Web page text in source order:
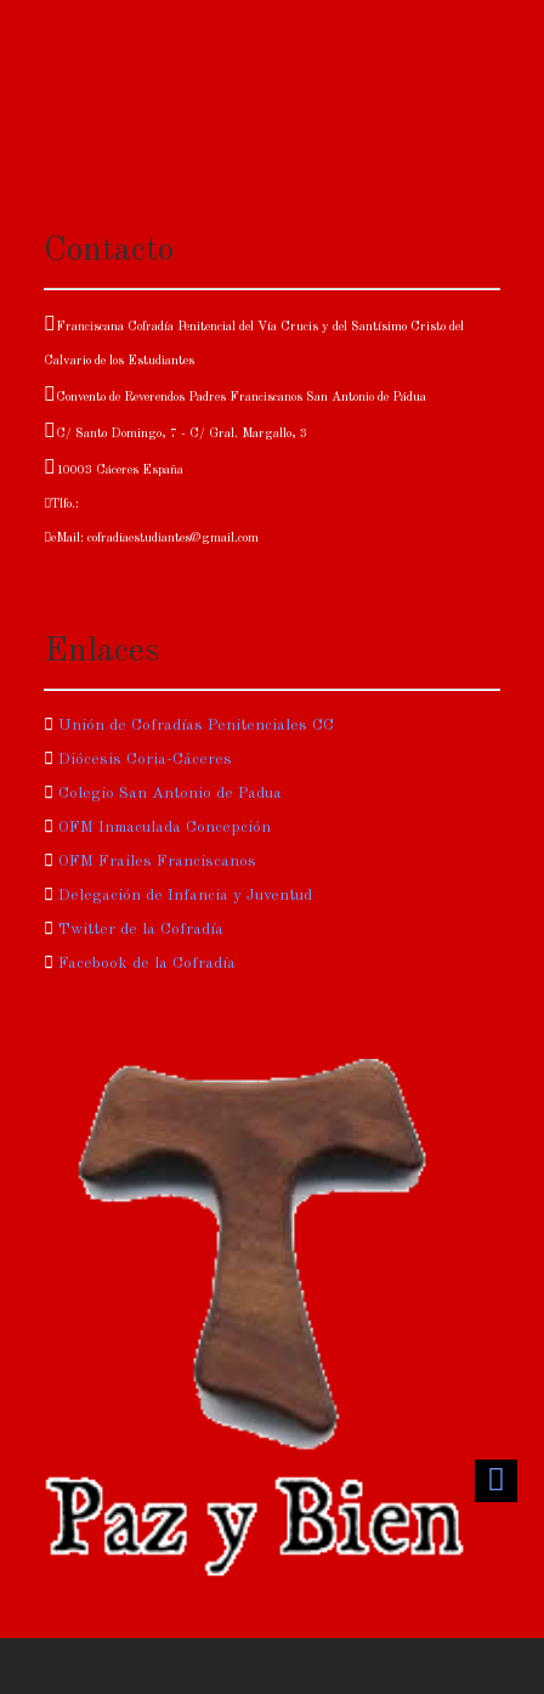
Contacto
Franciscana Cofradía Penitencial del Vía Crucis y del Santísimo Cristo del
Calvario de los Estudiantes
Convento de Reverendos Padres Franciscanos San Antonio de Pádua
C/ Santo Domingo, 7 - C/ Gral. Margallo, 3
10003 Cáceres España
Tlfo.:
eMail: cofradiaestudiantes@gmail.com
Enlaces
Unión de Cofradías Penitenciales CC
Diócesis Coria-Cáceres
Colegio San Antonio de Padua
OFM Inmaculada Concepción
OFM Frailes Franciscanos
Delegación de Infancia y Juventud
Twitter de la Cofradía
Facebook de la Cofradía